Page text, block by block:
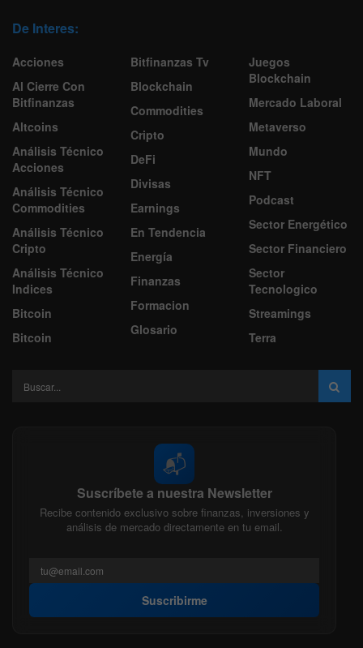
De Interes:
Acciones
Al Cierre Con
Bitfinanzas
Altcoins
Análisis Técnico
Acciones
Análisis Técnico
Commodities
Análisis Técnico
Cripto
Análisis Técnico
Indices
Bitcoin
Bitcoin
Bitfinanzas Tv
Blockchain
Commodities
Cripto
DeFi
Divisas
Earnings
En Tendencia
Energía
Finanzas
Formacion
Glosario
Juegos
Blockchain
Mercado Laboral
Metaverso
Mundo
NFT
Podcast
Sector Energético
Sector Financiero
Sector
Tecnologico
Streamings
Terra
📬
Suscríbete a nuestra Newsletter
Recibe contenido exclusivo sobre finanzas, inversiones y
análisis de mercado directamente en tu email.
Suscribirme